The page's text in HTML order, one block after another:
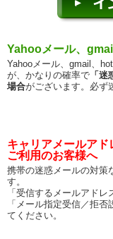
Yahooメール、
Yahooメール、gmail、
が、かなりの確率で 「
場合がございます。必ず
キャリアメールア
ご利用のお客様へ
携帯の迷惑メールの対策
す。
「受信するメールアド
「メール指定受信／拒
てください。